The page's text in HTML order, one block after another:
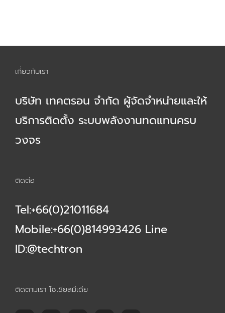
เกี่ยวกับเรา
บริษัท เทคตรอน จำกัด ผู้จัดจำหน่ายและให้
บริการติดตั้ง ระบบพลังงานทดแทนครบ
วงจร
ติดต่อ
Tel:+66(0)21011684
Mobile:+66(0)814993426 Line
ID:@techtron
ติดตามเรา โซเชียลมีเดีย